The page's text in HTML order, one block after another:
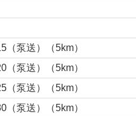
（泵送）（5km）
（泵送）（5km）
（泵送）（5km）
（泵送）（5km）